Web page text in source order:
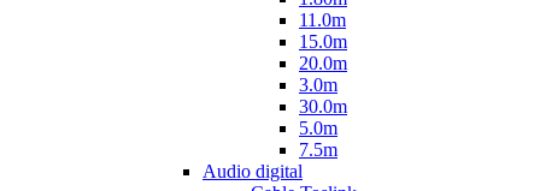
11.0m
15.0m
20.0m
3.0m
30.0m
5.0m
7.5m
Audio digital